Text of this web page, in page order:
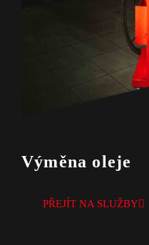
Výměna oleje
PŘEJÍT NA SLUŽBY